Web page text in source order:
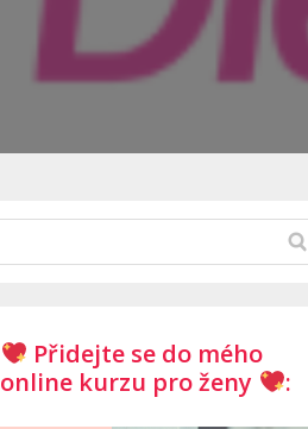
Přidejte se do mého
online kurzu pro ženy
: